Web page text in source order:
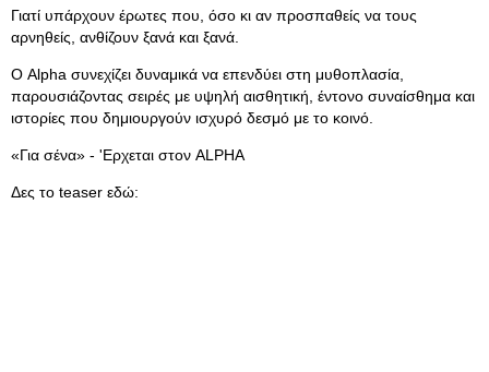
Γιατί υπάρχουν έρωτες που, όσο κι αν προσπαθείς να τους
αρνηθείς, ανθίζουν ξανά και ξανά.
Ο Alpha συνεχίζει δυναμικά να επενδύει στη μυθοπλασία,
παρουσιάζοντας σειρές με υψηλή αισθητική, έντονο συναίσθημα και
ιστορίες που δημιουργούν ισχυρό δεσμό με το κοινό.
«Για σένα» - 'Ερχεται στον ALPHA
Δες το teaser εδώ: